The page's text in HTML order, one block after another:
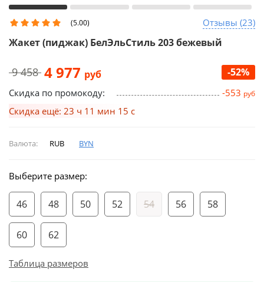
(5.00) Отзывы (23)
Жакет (пиджак) БелЭльСтиль 203 бежевый
9 458 4 977 руб -52%
Скидка по промокоду: -553 руб
Скидка ещё: 23 ч 11 мин 14 с
Валюта: RUB BYN
Выберите размер:
46 48 50 52 54 56 58
60 62
Таблица размеров